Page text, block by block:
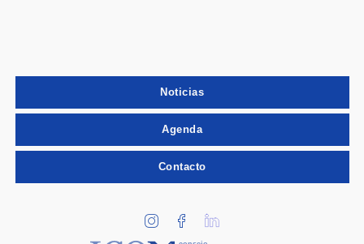
Noticias
Agenda
Contacto